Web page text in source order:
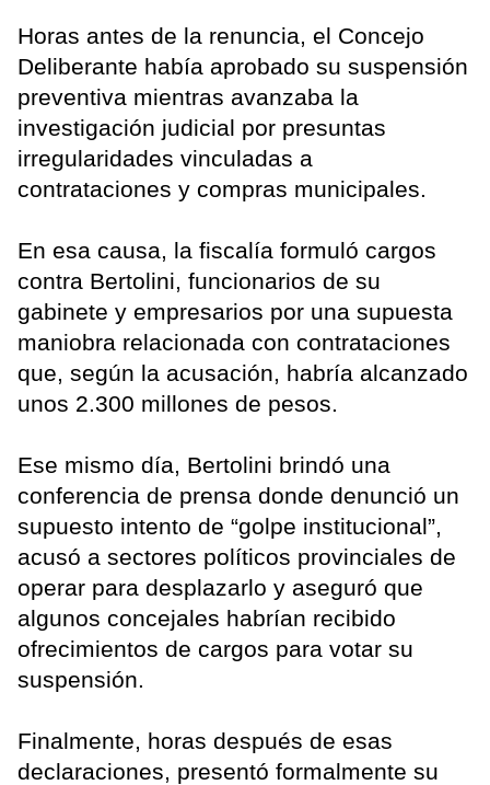
Horas antes de la renuncia, el Concejo
Deliberante había aprobado su suspensión
preventiva mientras avanzaba la
investigación judicial por presuntas
irregularidades vinculadas a
contrataciones y compras municipales.
En esa causa, la fiscalía formuló cargos
contra Bertolini, funcionarios de su
gabinete y empresarios por una supuesta
maniobra relacionada con contrataciones
que, según la acusación, habría alcanzado
unos 2.300 millones de pesos.
Ese mismo día, Bertolini brindó una
conferencia de prensa donde denunció un
supuesto intento de “golpe institucional”,
acusó a sectores políticos provinciales de
operar para desplazarlo y aseguró que
algunos concejales habrían recibido
ofrecimientos de cargos para votar su
suspensión.
Finalmente, horas después de esas
declaraciones, presentó formalmente su